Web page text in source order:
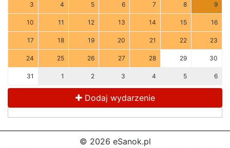
3 4 5 6 7 8 9
10 11 12 13 14 15 16
17 18 19 20 21 22 23
24 25 26 27 28 29 30
31 1 2 3 4 5 6
Dodaj wydarzenie
© 2026 eSanok.pl